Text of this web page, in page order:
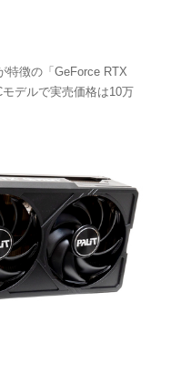
特徴の「GeForce RTX
デルで実売価格は10万